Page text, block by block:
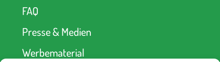
FAQ
Presse & Medien
Werbematerial